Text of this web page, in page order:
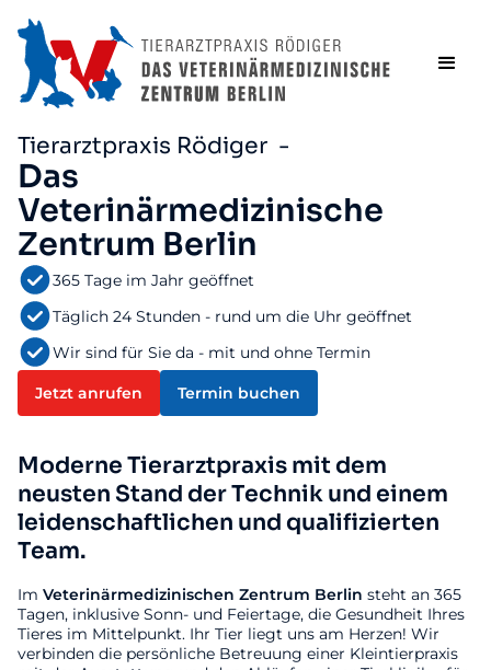
Tierarztpraxis Rödiger -
Das
Veterinärmedizinische
Zentrum Berlin
365 Tage im Jahr geöffnet
Täglich 24 Stunden - rund um die Uhr geöffnet
Wir sind für Sie da - mit und ohne Termin
Jetzt anrufen Termin buchen
Moderne Tierarztpraxis mit dem
neusten Stand der Technik und einem
leidenschaftlichen und qualifizierten
Team.
Im Veterinärmedizinischen Zentrum Berlin steht an 365
Tagen, inklusive Sonn- und Feiertage, die Gesundheit Ihres
Tieres im Mittelpunkt. Ihr Tier liegt uns am Herzen! Wir
verbinden die persönliche Betreuung einer Kleintierpraxis